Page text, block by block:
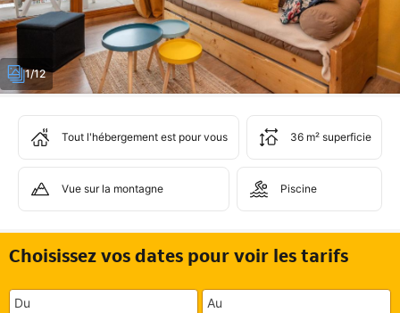
1/12
Tout l'hébergement est pour vous 36 m² superficie
Vue sur la montagne Piscine
Choisissez vos dates pour voir les tarifs
Du Au